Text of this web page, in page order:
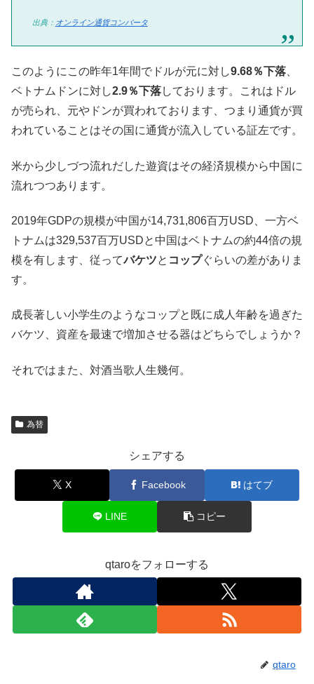
出典： オンライン通貨コンバータ
このようにこの昨年1年間でドルが元に対し9.68％下落
ベトナムドンに対し2.9％下落しております。これはドル
が売られ、元やドンが買われております、つまり通貨が買
われていることはその国に通貨が流入している証左です。
米から少しづつ流れだした遊資はその経済規模から中国に
流れつつあります。
2019年GDPの規模が中国が14,731,806百万USD、一方ベ
トナムは329,537百万USDと中国はベトナムの約44倍の規
模を有します、従ってバケツと コップぐらいの差がありま
す。
成長著しい小学生のようなコップと既に成人年齢を過ぎた
バケツ、資産を最速で増加させる器はどちらでしょうか？
それではまた、対酒当歌人生幾何。
為替
シェアする
X Facebook はてブ
LINE コピー
qtaroをフォローする
qtaro